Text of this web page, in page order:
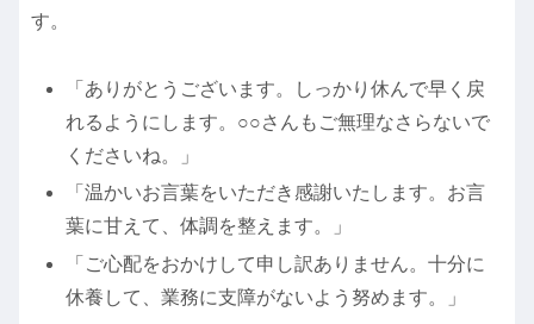
す。
「ありがとうございます。しっかり休んで早く戻
れるようにします。○○さんもご無理なさらないで
くださいね。」
「温かいお言葉をいただき感謝いたします。お言
葉に甘えて、体調を整えます。」
「ご心配をおかけして申し訳ありません。十分に
休養して、業務に支障がないよう努めます。」